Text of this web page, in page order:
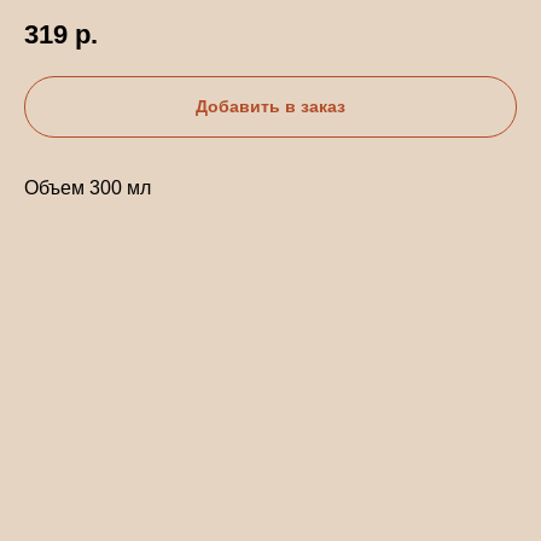
319 р.
Добавить в заказ
Объем 300 мл